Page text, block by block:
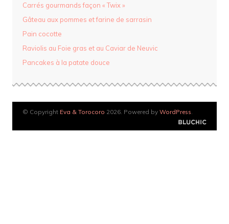
Carrés gourmands façon « Twix »
Gâteau aux pommes et farine de sarrasin
Pain cocotte
Raviolis au Foie gras et au Caviar de Neuvic
Pancakes à la patate douce
© Copyright Eva & Torocoro 2026. Powered by WordPress